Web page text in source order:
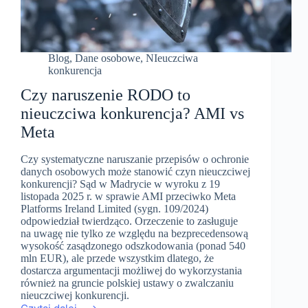
Blog, Dane osobowe, NIeuczciwa
konkurencja
Czy naruszenie RODO to
nieuczciwa konkurencja? AMI vs
Meta
Czy systematyczne naruszanie przepisów o ochronie
danych osobowych może stanowić czyn nieuczciwej
konkurencji? Sąd w Madrycie w wyroku z 19
listopada 2025 r. w sprawie AMI przeciwko Meta
Platforms Ireland Limited (sygn. 109/2024)
odpowiedział twierdząco. Orzeczenie to zasługuje
na uwagę nie tylko ze względu na bezprecedensową
wysokość zasądzonego odszkodowania (ponad 540
mln EUR), ale przede wszystkim dlatego, że
dostarcza argumentacji możliwej do wykorzystania
również na gruncie polskiej ustawy o zwalczaniu
nieuczciwej konkurencji.